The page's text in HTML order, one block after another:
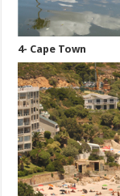
4- Cape Town